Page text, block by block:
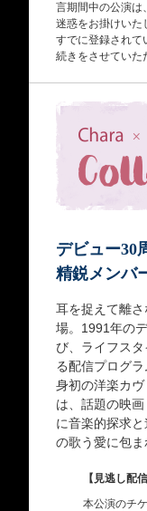
言期間中の公演は
迷惑をお掛けいた
すでに登録されて
続きをさせていた
デビュー30
精鋭メンバ
耳を捉えて離
場。1991年の
び、ライフス
る配信プログ
身初の洋楽カ
は、話題の映
に音楽的探求
の歌う愛に包ま
【見逃し配
本公演のチ